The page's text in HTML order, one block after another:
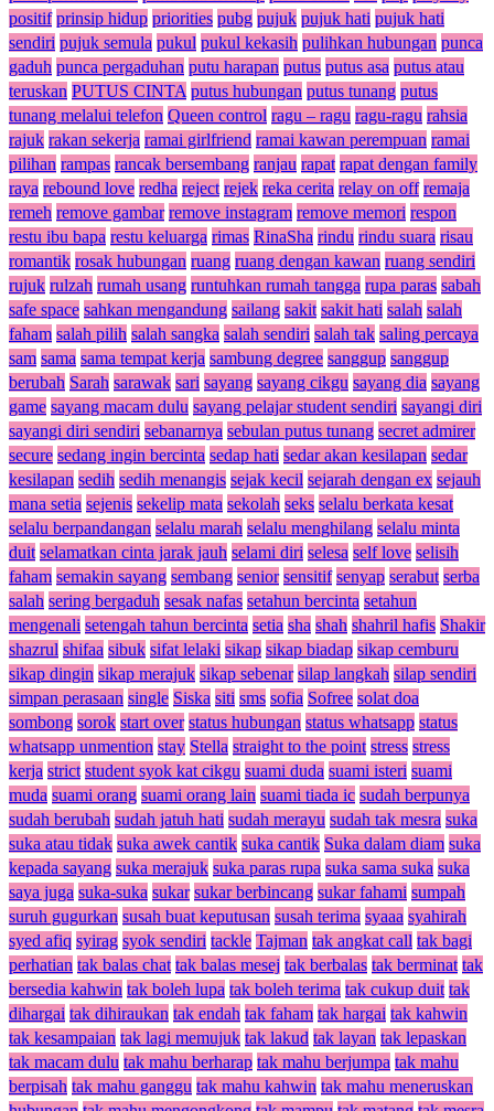
positif prinsip hidup priorities pubg pujuk pujuk hati pujuk hati
sendiri pujuk semula pukul pukul kekasih pulihkan hubungan punca
gaduh punca pergaduhan putu harapan putus putus asa putus atau
teruskan PUTUS CINTA putus hubungan putus tunang putus
tunang melalui telefon Queen control ragu – ragu ragu-ragu rahsia
rajuk rakan sekerja ramai girlfriend ramai kawan perempuan ramai
pilihan rampas rancak bersembang ranjau rapat rapat dengan family
raya rebound love redha reject rejek reka cerita relay on off remaja
remeh remove gambar remove instagram remove memori respon
restu ibu bapa restu keluarga rimas RinaSha rindu rindu suara risau
romantik rosak hubungan ruang ruang dengan kawan ruang sendiri
rujuk rulzah rumah usang runtuhkan rumah tangga rupa paras sabah
safe space sahkan mengandung sailang sakit sakit hati salah salah
faham salah pilih salah sangka salah sendiri salah tak saling percaya
sam sama sama tempat kerja sambung degree sanggup sanggup
berubah Sarah sarawak sari sayang sayang cikgu sayang dia sayang
game sayang macam dulu sayang pelajar student sendiri sayangi diri
sayangi diri sendiri sebanarnya sebulan putus tunang secret admirer
secure sedang ingin bercinta sedap hati sedar akan kesilapan sedar
kesilapan sedih sedih menangis sejak kecil sejarah dengan ex sejauh
mana setia sejenis sekelip mata sekolah seks selalu berkata kesat
selalu berpandangan selalu marah selalu menghilang selalu minta
duit selamatkan cinta jarak jauh selami diri selesa self love selisih
faham semakin sayang sembang senior sensitif senyap serabut serba
salah sering bergaduh sesak nafas setahun bercinta setahun
mengenali setengah tahun bercinta setia sha shah shahril hafis Shakir
shazrul shifaa sibuk sifat lelaki sikap sikap biadap sikap cemburu
sikap dingin sikap merajuk sikap sebenar silap langkah silap sendiri
simpan perasaan single Siska siti sms sofia Sofree solat doa
sombong sorok start over status hubungan status whatsapp status
whatsapp unmention stay Stella straight to the point stress stress
kerja strict student syok kat cikgu suami duda suami isteri suami
muda suami orang suami orang lain suami tiada ic sudah berpunya
sudah berubah sudah jatuh hati sudah merayu sudah tak mesra suka
suka atau tidak suka awek cantik suka cantik Suka dalam diam suka
kepada sayang suka merajuk suka paras rupa suka sama suka suka
saya juga suka-suka sukar sukar berbincang sukar fahami sumpah
suruh gugurkan susah buat keputusan susah terima syaaa syahirah
syed afiq syirag syok sendiri tackle Tajman tak angkat call tak bagi
perhatian tak balas chat tak balas mesej tak berbalas tak berminat tak
bersedia kahwin tak boleh lupa tak boleh terima tak cukup duit tak
dihargai tak dihiraukan tak endah tak faham tak hargai tak kahwin
tak kesampaian tak lagi memujuk tak lakud tak layan tak lepaskan
tak macam dulu tak mahu berharap tak mahu berjumpa tak mahu
berpisah tak mahu ganggu tak mahu kahwin tak mahu meneruskan